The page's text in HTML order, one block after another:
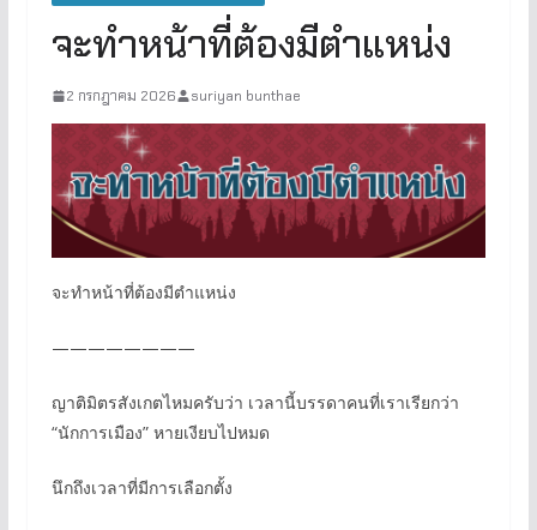
จะทำหน้าที่ต้องมีตำแหน่ง
2 กรกฎาคม 2026 suriyan bunthae
จะทำหน้าที่ต้องมีตำแหน่ง
————————
ญาติมิตรสังเกตไหมครับว่า เวลานี้บรรดาคนที่เราเรียกว่า
“นักการเมือง” หายเงียบไปหมด
นึกถึงเวลาที่มีการเลือกตั้ง